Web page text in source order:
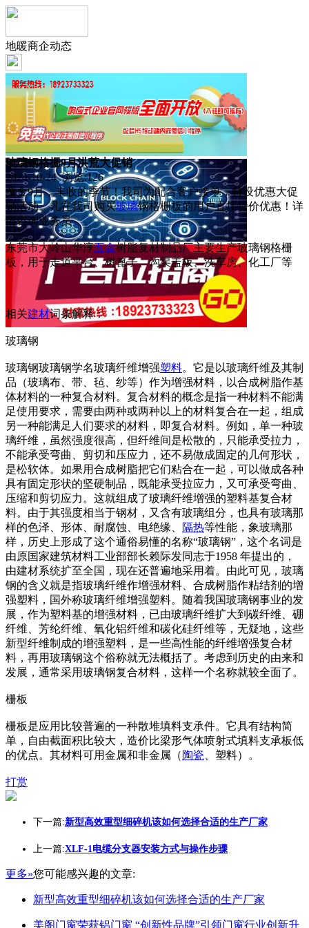
地暖商企动态
玻璃钢格栅9月洪荒大促销
2024-10-24 浏览:126
黄金9月，丰收的季节！我司为配合客户接单，特设优惠大促
销活动。凡在我司购买玻璃钢格栅板的用户直接特价优惠！详
情咨询业务员
东莞市大岭山华淳五金树脂复材制品厂主要生产玻璃钢格栅
板，用于走道平台、树篦子、沟渠盖板、洗车房、化工厂等
相关建材词条解释：
玻璃钢
玻璃钢玻璃钢学名玻璃纤维增强塑料。它是以玻璃纤维及其制
品（玻璃布、带、毡、纱等）作为增强材料，以合成树脂作基
体材料的一种复合材料。复合材料的概念是指一种材料不能满
足使用要求，需要由两种或两种以上的材料复合在一起，组成
另一种能满足人们要求的材料，即复合材料。例如，单一种玻
璃纤维，虽然强度很高，但纤维间是松散的，只能承受拉力，
不能承受弯曲、剪切和压应力，还不易做成固定的几何形状，
是松软体。如果用合成树脂把它们粘合在一起，可以做成各种
具有固定形状的坚硬制品，既能承受拉应力，又可承受弯曲、
压缩和剪切应力。这就组成了玻璃纤维增强的塑料基复合材
料。由于其强度相当于钢材，又含有玻璃组分，也具有玻璃那
样的色泽、形体、耐腐蚀、电绝缘、
隔热等性能，象玻璃那
样，历史上形成了这个通俗易懂的名称“玻璃钢”，这个名词是
由原国家建筑材料工业部部长赖际发同志于1958 年提出的，
由建材系统扩至全国，现在还普遍地采用着。由此可见，玻璃
钢的含义就是指玻璃纤维作增强材料、合成树脂作粘结剂的增
强塑料，国外称玻璃纤维增强塑料。随着我国玻璃钢事业的发
展，作为塑料基的增强材料，已由玻璃纤维扩大到碳纤维、硼
纤维、芳纶纤维、氧化铝纤维和碳化硅纤维等，无疑地，这些
新型纤维制成的增强塑料，是一些高性能的纤维增强复合材
料，再用玻璃钢这个俗称就无法概括了。考虑到历史的由来和
发展，通常采用玻璃钢复合材料，这样一个名称就较全面了。
栅板
栅板是应用比较普遍的一种散堆填料支承件。它具有结构简
单，自由截面积比较大，造价比梁形气体喷射式填料支承板低
的优点。其材料可用金属和非金属（ 陶瓷 、塑料）。
打赏
下一篇:新型高效重型细碎机该如何选择合适的生产厂家
上一篇:XLF-1电缆分支器安装方式与操作步骤
更多»您可能感兴趣的文章:
新型高效重型细碎机该如何选择合适的生产厂家
美阁门窗荣获铝门窗 “创新性品牌”引领门窗行业创新升